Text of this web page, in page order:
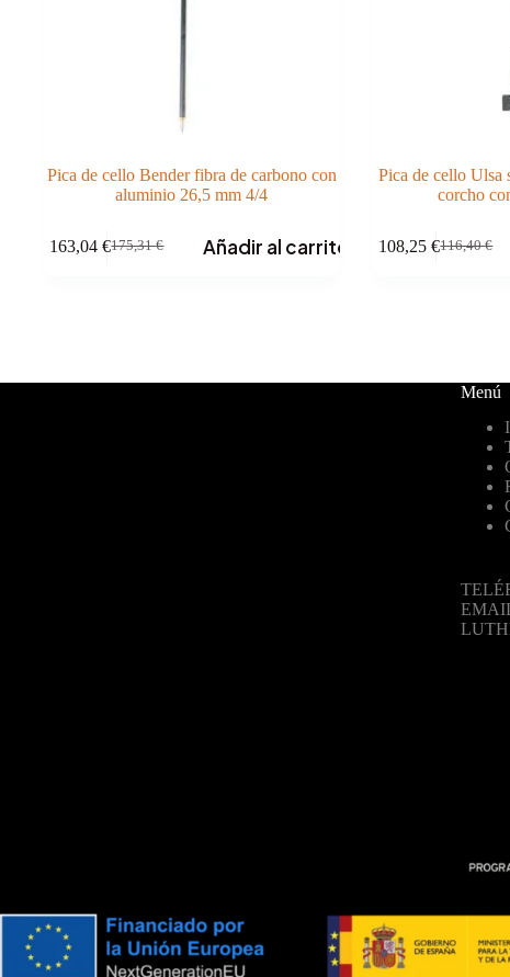
Pica de cello Bender fibra de carbono con
aluminio 26,5 mm 4/4
175,31€
El
163,04€El
Añadir al carrito
Pica de cello Ulsa
corcho
116,40€
El
108,25€El
Menú